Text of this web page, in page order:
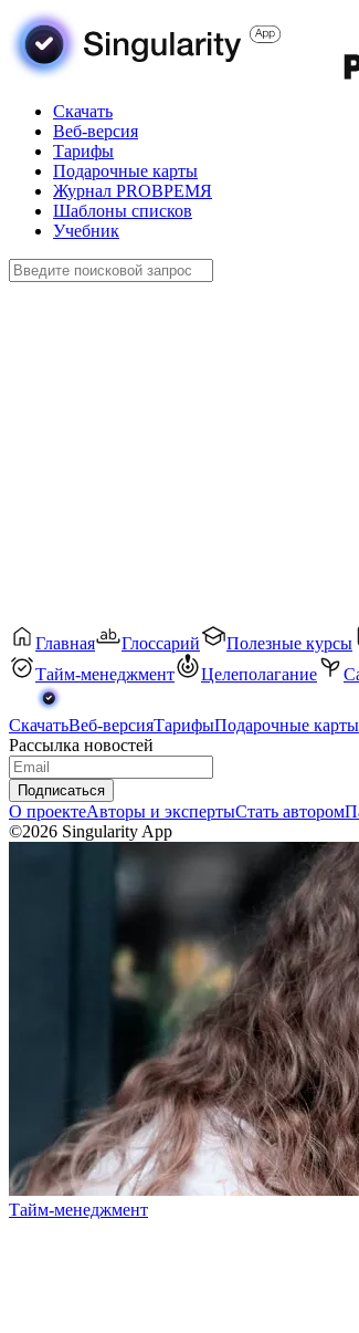
Скачать
Веб-версия
Тарифы
Подарочные карты
Журнал PROВРЕМЯ
Шаблоны списков
Учебник
Главная Глоссарий Полезные курсы
Тайм-менеджмент
Целеполагание
СкачатьВеб-версияТарифыПодарочные карты
Рассылка новостей
Подписаться
О проектеАвторы и экспертыСтать автором
©2026 Singularity App
Тайм-менеджмент